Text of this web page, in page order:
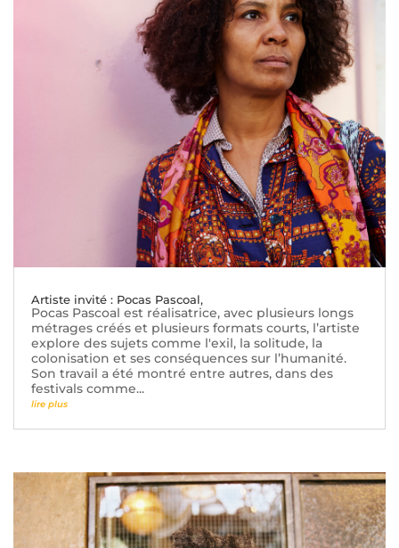
Artiste invité : Pocas Pascoal,
Pocas Pascoal est réalisatrice, avec plusieurs longs
métrages créés et plusieurs formats courts, l’artiste
explore des sujets comme l'exil, la solitude, la
colonisation et ses conséquences sur l’humanité.
Son travail a été montré entre autres, dans des
festivals comme...
lire plus